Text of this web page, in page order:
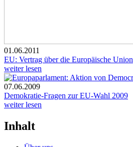
01.06.2011
EU: Vertrag über die Europäische Union
weiter lesen
07.06.2009
Demokratie-Fragen zur EU-Wahl 2009
weiter lesen
Inhalt